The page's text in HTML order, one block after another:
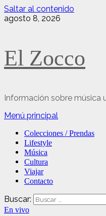
Saltar al contenido
agosto 8, 2026
El Zocco
Información sobre música
Menú principal
Colecciones / Prendas
Lifestyle
Música
Cultura
Viajar
Contacto
Buscar:
En vivo